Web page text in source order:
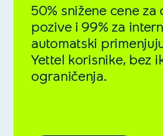
50% snižene cene za
pozive i 99% za
automatski
Yettel korisnike, bez
ograničenja.